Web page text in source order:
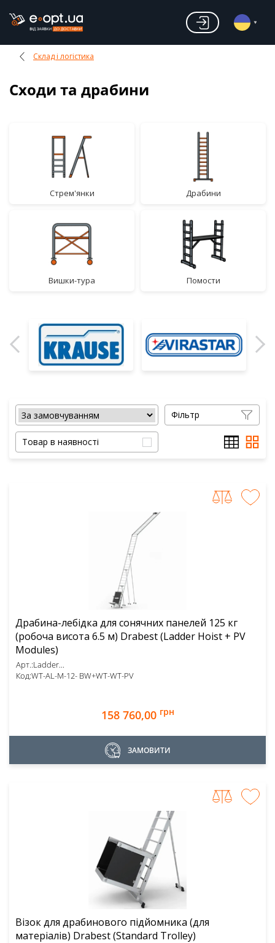
Склад і логістика
Сходи та драбини
стрем'янки драбини
вишки-тура помости
Фільтр
Товар в наявності
Драбина-лебідка для сонячних панелей 125 кг
(робоча висота 6.5 м) Drabest (Ladder Hoist + PV
Modules)
Арт.:Ladder...
Код:WT-AL-M-12- BW+WT-WT-PV
158 760,00 грн
ЗАМОВИТИ
Візок для драбинового підйомника (для
матеріалів) Drabest (Standard Trolley)